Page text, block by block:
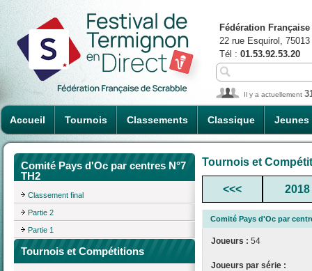
Accueil Tournois Classements Classique Jeunes
Fédération
22 rue Esquirol,
Tél : 01.53.92.53.20
Il y a actuellement
Comité Pays d'Oc par centres N°7
TH2
Classement final
Partie 2
Partie 1
Tournois et Compétitions
Tournois et
<<< 2018
Comité Pays d'Oc par
Joueurs : 54
Joueurs par série :